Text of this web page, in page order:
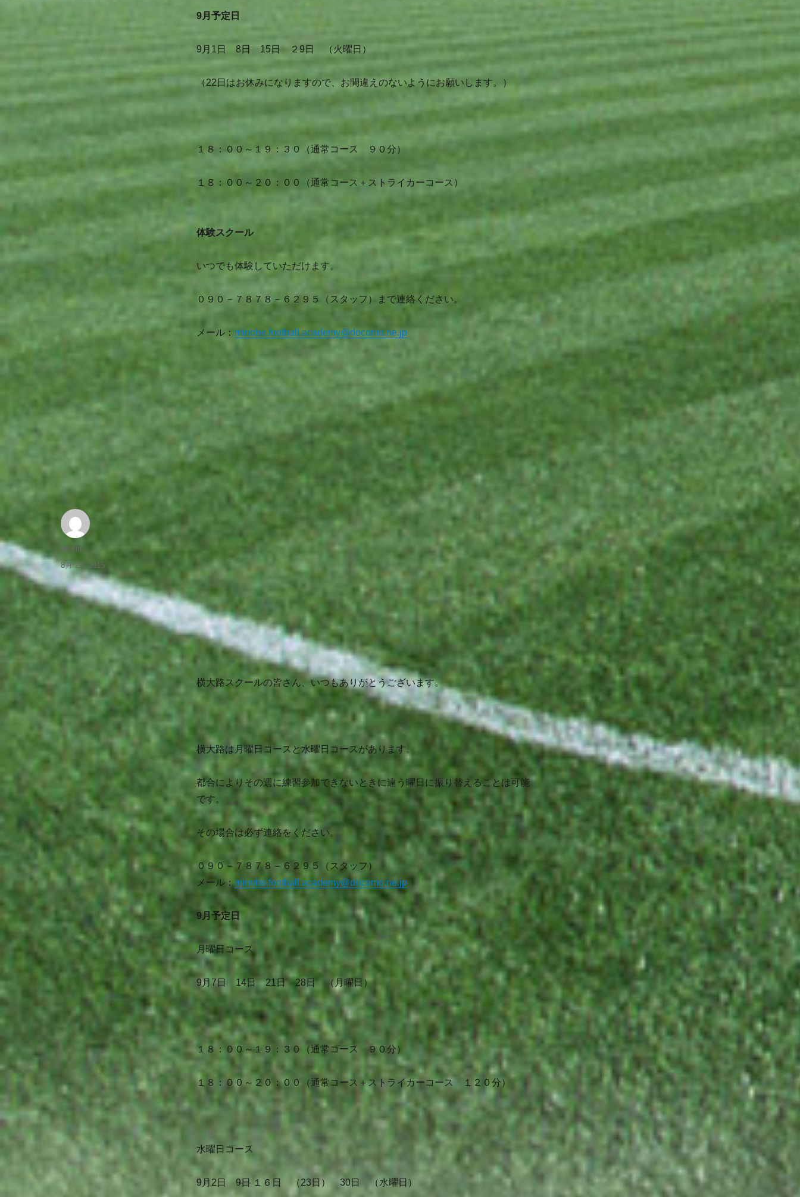
9月予定日
9月1日 8日 15日 ２9日 （火曜日）
（22日はお休みになりますので、お間違えのないようにお願いします。）
１８：００～１９：３０（通常コース ９０分）
１８：００～２０：００（通常コース＋ストライカーコース）
体験スクール
いつでも体験していただけます。
０９０－７８７８－６２９５（スタッフ）まで連絡ください。
メール： minobe.football.academy@docomo.ne.jp
横大路スクールの皆さん、いつもありがとうございます。
横大路は月曜日コースと水曜日コースがあります。
都合によりその週に練習参加できないときに違う曜日に振り替えることは可能
です。
その場合は必ず連絡をください。
０９０－７８７８－６２９５（スタッフ）
メール：minobe.football.academy@docomo.ne.jp
9月予定日
月曜日コース
9月7日 14日 21日 28日 （月曜日）
１８：００～１９：３０（通常コース ９０分）
１８：００～２０：００（通常コース＋ストライカーコース １２０分）
水曜日コース
9月2日 9日 １６日 （23日） 30日 （水曜日）
admin
8月 29, 2015